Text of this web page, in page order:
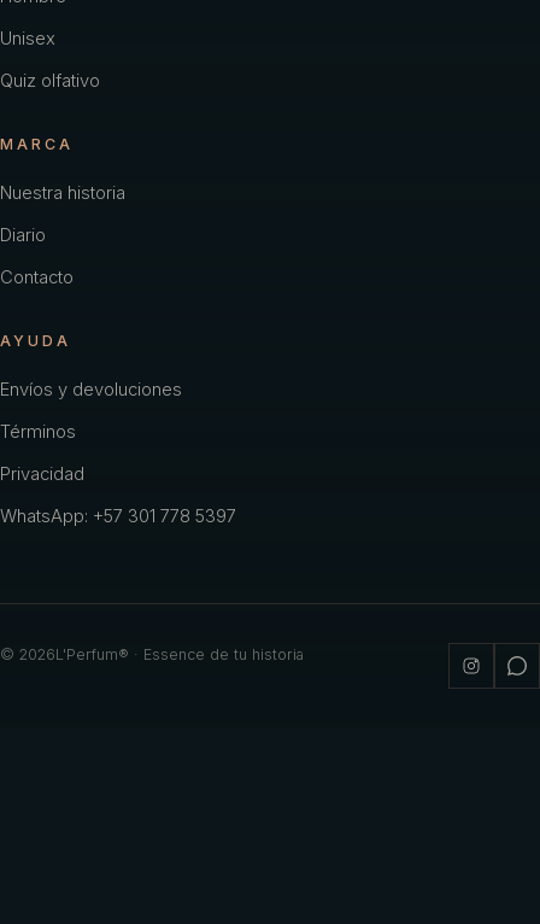
Unisex
Quiz olfativo
MARCA
Nuestra historia
Diario
Contacto
AYUDA
Envíos y devoluciones
Términos
Privacidad
WhatsApp: +57 301 778 5397
© 2026L'Perfum® · Essence de tu historia